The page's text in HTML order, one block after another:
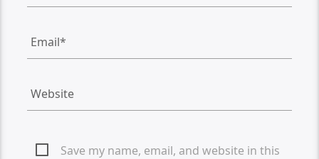
Save my name, email, and website in this